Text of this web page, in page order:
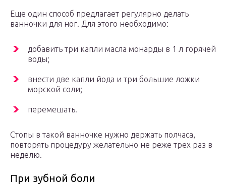
Еще один способ предлагает регулярно делать
ванночки для ног. Для этого необходимо:
добавить три капли масла монарды в 1 л горячей
воды;
внести две капли йода и три большие ложки
морской соли;
перемешать.
Стопы в такой ванночке нужно держать полчаса,
повторять процедуру желательно не реже трех раз в
неделю.
При зубной боли